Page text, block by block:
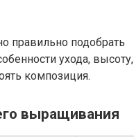
правильно подобрать
ухода, высоту,
композиция.
выращивания